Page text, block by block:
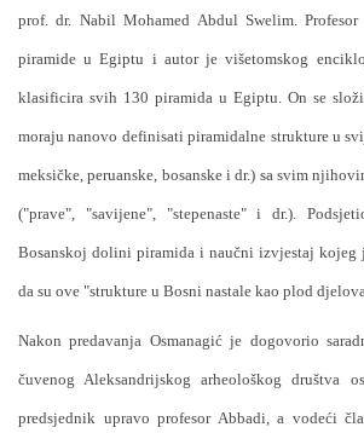
prof. dr. Nabil Mohamed Abdul Swelim.
piramide u Egiptu i autor je višetomskog
klasificira svih 130 piramida u Egiptu. On se
moraju nanovo definisati piramidalne strukture u
meksičke, peruanske, bosanske i dr.) sa svim
("prave", "savijene", "stepenaste" i dr.).
Bosanskoj dolini piramida i naučni izvjestaj kojeg
da su ove "strukture u Bosni nastale kao plod
Nakon predavanja Osmanagić je dogovorio
čuvenog Aleksandrijskog arheološkog društva
predsjednik upravo profesor Abbadi, a vodeći